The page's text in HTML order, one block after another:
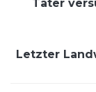
Täter
Letzter